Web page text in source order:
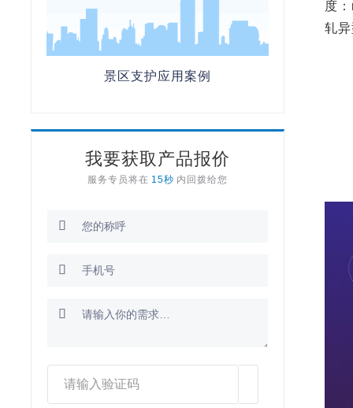
度
轧
景区支护应用案例
我要获取产品报价
服务专员将在 15秒 内回拨给您


